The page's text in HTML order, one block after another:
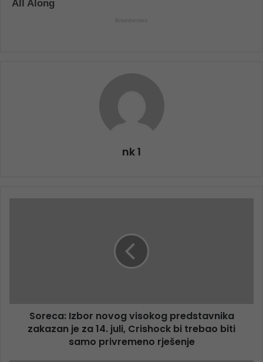
nk 1
Soreca: Izbor novog visokog predstavnika
zakazan je za 14. juli, Crishock bi trebao biti
samo privremeno rješenje